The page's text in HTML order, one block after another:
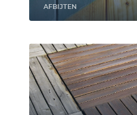
AFBIJTEN